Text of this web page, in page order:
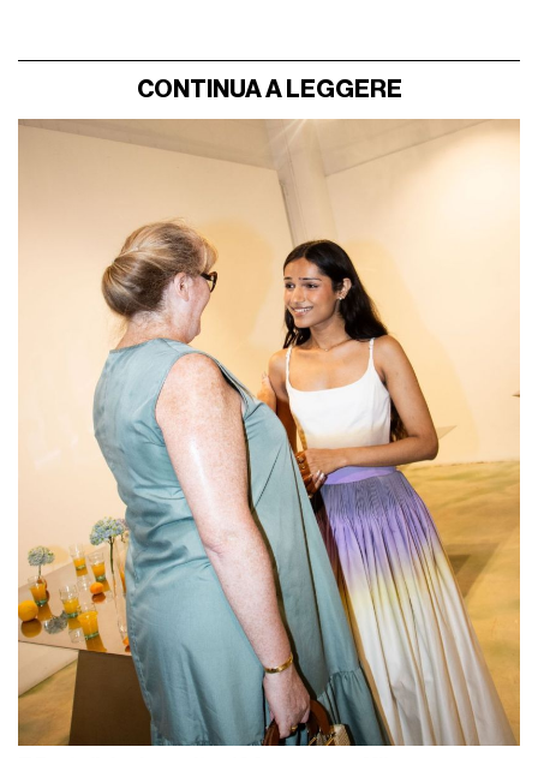
CONTINUA A LEGGERE